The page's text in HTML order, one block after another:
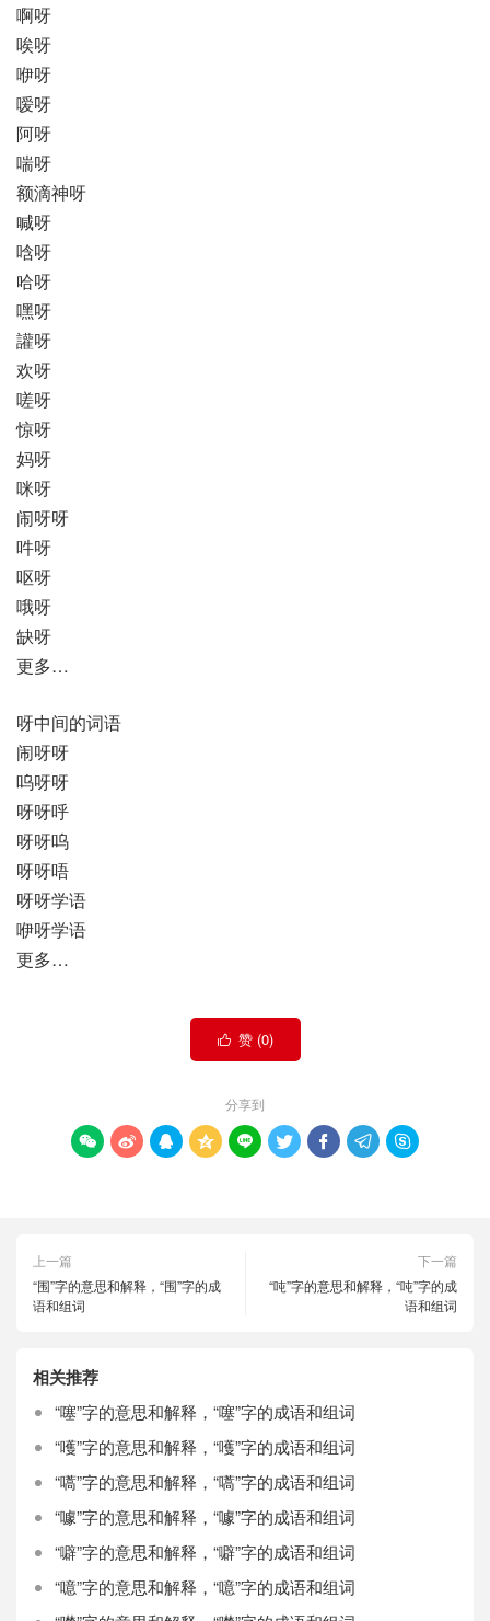
啊呀
唉呀
咿呀
嗳呀
阿呀
喘呀
额滴神呀
喊呀
唅呀
哈呀
嘿呀
讙呀
欢呀
嗟呀
惊呀
妈呀
咪呀
闹呀呀
吽呀
呕呀
哦呀
缺呀
更多…
呀中间的词语
闹呀呀
呜呀呀
呀呀呼
呀呀呜
呀呀唔
呀呀学语
咿呀学语
更多…
 赞 (0)
分享到
        
上一篇
“围”字的意思和解释，“围”字的成
语和组词
下一篇
“吨”字的意思和解释，“吨”字的成
语和组词
相关推荐
“噻”字的意思和解释，“噻”字的成语和组词
“嚄”字的意思和解释，“嚄”字的成语和组词
“嚆”字的意思和解释，“嚆”字的成语和组词
“噱”字的意思和解释，“噱”字的成语和组词
“噼”字的意思和解释，“噼”字的成语和组词
“噫”字的意思和解释，“噫”字的成语和组词